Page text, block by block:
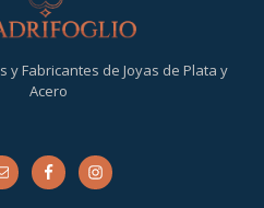
y Fabricantes de Joyas de Plata y
Acero